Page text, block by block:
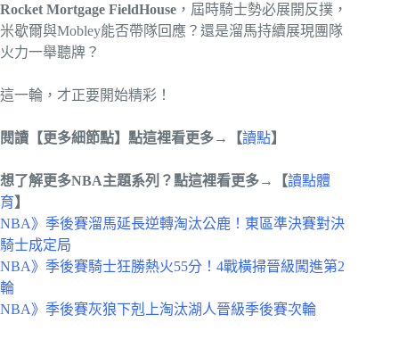
Rocket Mortgage FieldHouse ，屆時騎士勢必展開反撲，
米歇爾與Mobley能否帶隊回應？還是溜馬持續展現團隊
火力一舉聽牌？
這一輪，才正要開始精彩！
閱讀【更多細節點】點這裡看更多→【讀點】
想了解更多NBA主題系列？點這裡看更多→【讀點體
育】
NBA》季後賽溜馬延長逆轉淘汰公鹿！東區準決賽對決
騎士成定局
NBA》季後賽騎士狂勝熱火55分！4戰橫掃晉級闖進第2
輪
NBA》季後賽灰狼下剋上淘汰湖人晉級季後賽次輪